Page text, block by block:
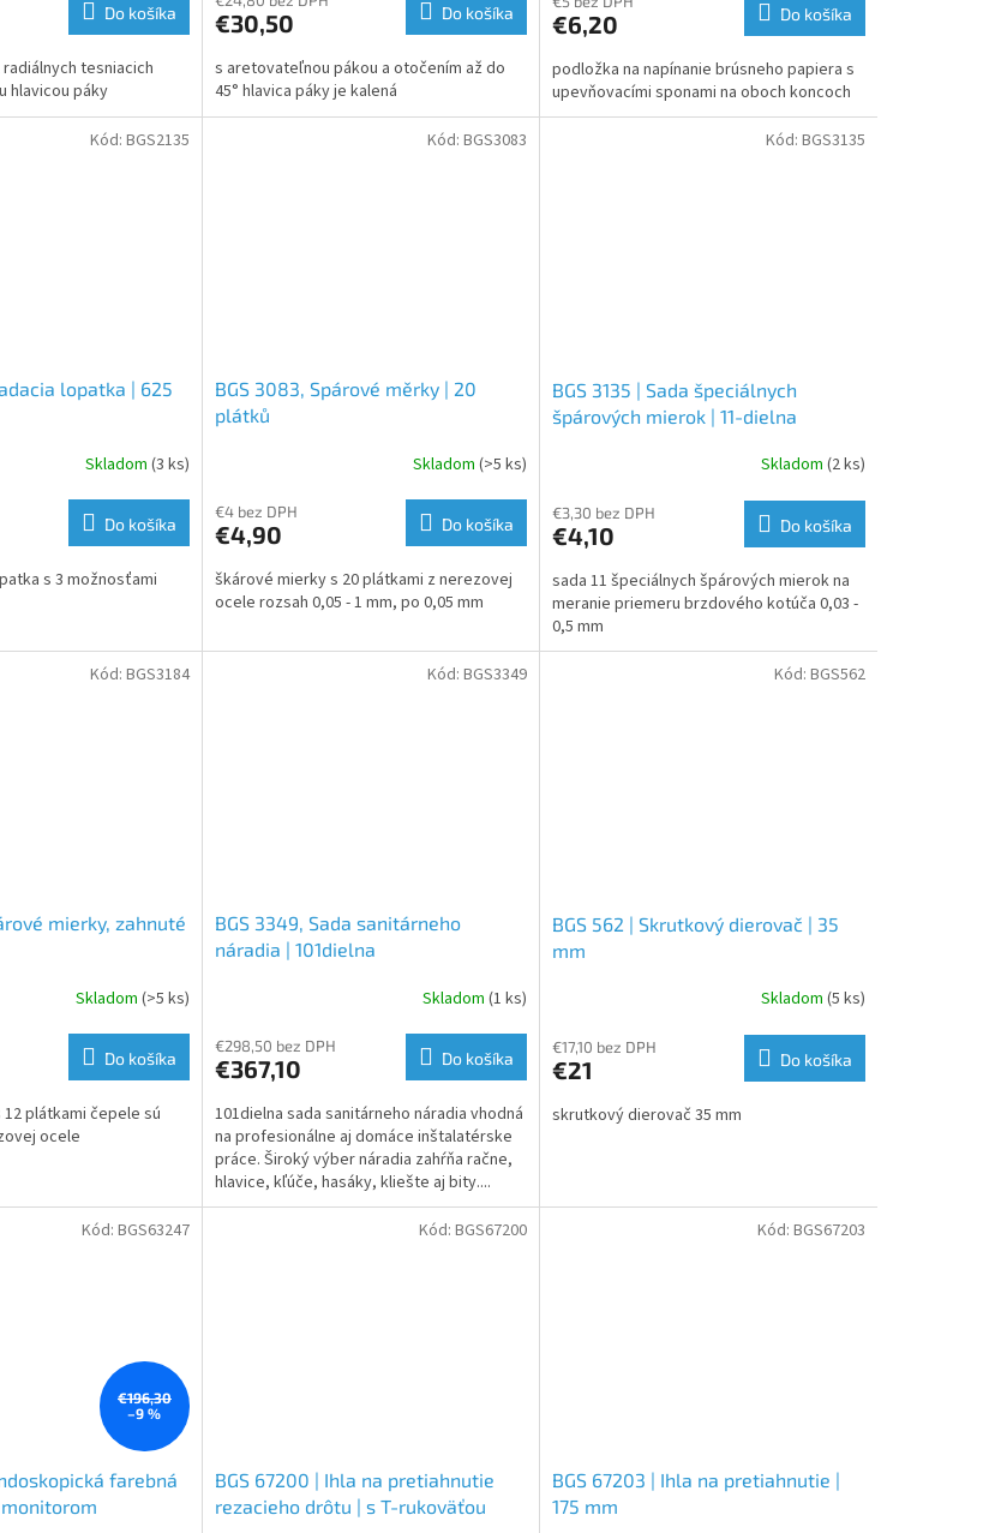
Do košíka
tesniacich
hlavicou páky
€30,50 Do košíka
s aretovateľnou pákou a otočením až do
45° hlavica páky je kalená
€6,20 Do košíka
podložka na napínanie brúsneho papiera s
upevňovacími sponami na oboch koncoch
lopatka | 625
Skladom (3 ks)
Do košíka
s 3 možnosťami
Kód: BGS2135
BGS 3083, Spárové měrky | 20
plátků
Skladom (>5 ks)
€4 bez DPH
€4,90 Do košíka
škárové mierky s 20 plátkami z nerezovej
ocele rozsah 0,05 - 1 mm, po 0,05 mm
Kód: BGS3083
BGS 3135 | Sada špeciálnych
špárových mierok | 11-dielna
Skladom (2 ks)
€3,30 bez DPH
€4,10 Do košíka
sada 11 špeciálnych špárových mierok na
meranie priemeru brzdového kotúča 0,03 -
0,5 mm
Kód: BGS3135
mierky, zahnuté
Skladom (>5 ks)
Do košíka
plátkami čepele sú
ocele
Kód: BGS3184
BGS 3349, Sada sanitárneho
náradia | 101dielna
Skladom (1 ks)
€298,50 bez DPH
€367,10 Do košíka
101dielna sada sanitárneho náradia vhodná
na profesionálne aj domáce inštalatérske
práce. Široký výber náradia zahŕňa račne,
hlavice, kľúče, hasáky, kliešte aj bity....
Kód: BGS3349
BGS 562 | Skrutkový dierovač | 35
mm
Skladom (5 ks)
€17,10 bez DPH
€21 Do košíka
skrutkový dierovač 35 mm
Kód: BGS562
€196,30
–9 %
farebná
monitorom
Kód: BGS63247
BGS 67200 | Ihla na pretiahnutie
rezacieho drôtu | s T-rukoväťou
Kód: BGS67200
BGS 67203 | Ihla na pretiahnutie |
175 mm
Kód: BGS67203